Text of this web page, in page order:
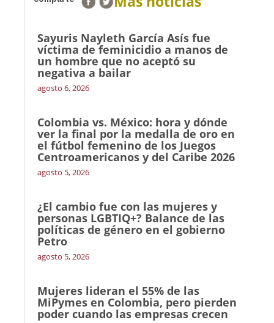
Sayuris Nayleth García Asís fue
víctima de feminicidio a manos de
un hombre que no aceptó su
negativa a bailar
agosto 6, 2026
Colombia vs. México: hora y dónde
ver la final por la medalla de oro en
el fútbol femenino de los Juegos
Centroamericanos y del Caribe 2026
agosto 5, 2026
¿El cambio fue con las mujeres y
personas LGBTIQ+? Balance de las
políticas de género en el gobierno
Petro
agosto 5, 2026
Mujeres lideran el 55% de las
MiPymes en Colombia, pero pierden
poder cuando las empresas crecen